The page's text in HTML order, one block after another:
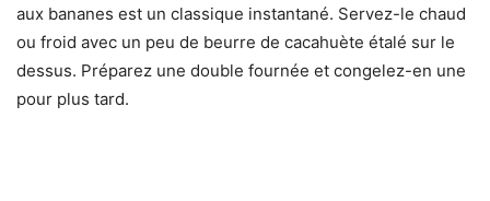
aux bananes est un classique instantané. Servez-le chaud
ou froid avec un peu de beurre de cacahuète étalé sur le
dessus. Préparez une double fournée et congelez-en une
pour plus tard.